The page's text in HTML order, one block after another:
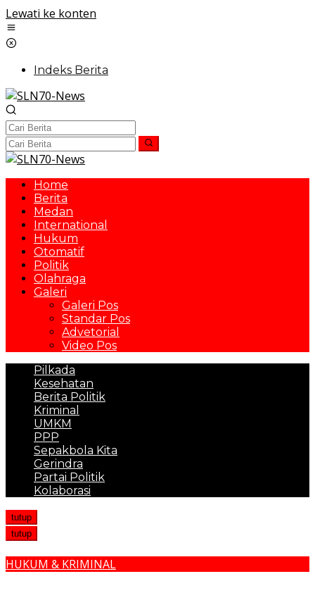
Lewati ke konten
Indeks Berita
Home
Berita
Medan
International
Hukum
Otomatif
Politik
Olahraga
Galeri
Galeri Pos
Standar Pos
Advetorial
Video Pos
Pilkada
Kesehatan
Berita Politik
Kriminal
UMKM
PPP
Sepakbola Kita
Gerindra
Partai Politik
Kolaborasi
tutup
tutup
HUKUM & KRIMINAL